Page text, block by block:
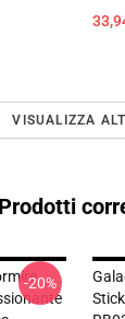
VISUALIZZA
Prodotti
-20%